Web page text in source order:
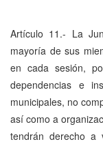
Artículo 11.- La
mayoría de sus
en cada sesión,
dependencias e
municipales, no
así como a
tendrán derecho